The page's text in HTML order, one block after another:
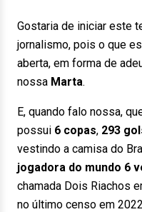
Gostaria de iniciar este
jornalismo, pois o que
aberta, em forma de
nossa Marta.
E, quando falo nossa,
possui 6 copas, 293
vestindo a camisa do
jogadora do mundo 6
chamada Dois Riachos
no último censo em